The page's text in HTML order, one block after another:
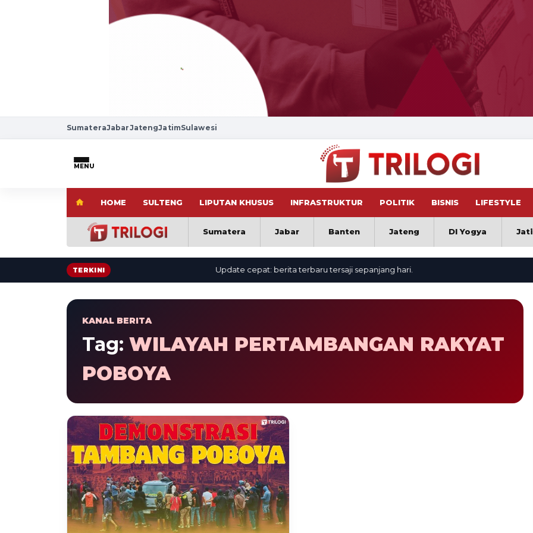
SumateraJabarJatengJatimSulawesi
MENU
HOME SULTENG LIPUTAN KHUSUS INFRASTRUKTUR POLITIK BISNIS LIFESTYLE
Sumatera Jabar Banten Jateng DI Yogya
TERKINI Update cepat: berita terbaru tersaji sepanjang hari.
KANAL BERITA
Tag: WILAYAH PERTAMBANGAN RAKYAT
POBOYA